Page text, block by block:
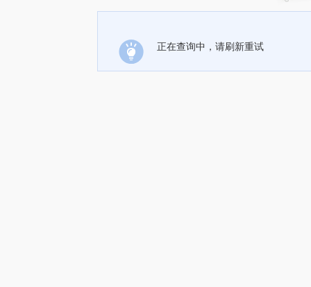
正在查询中，请刷新重试